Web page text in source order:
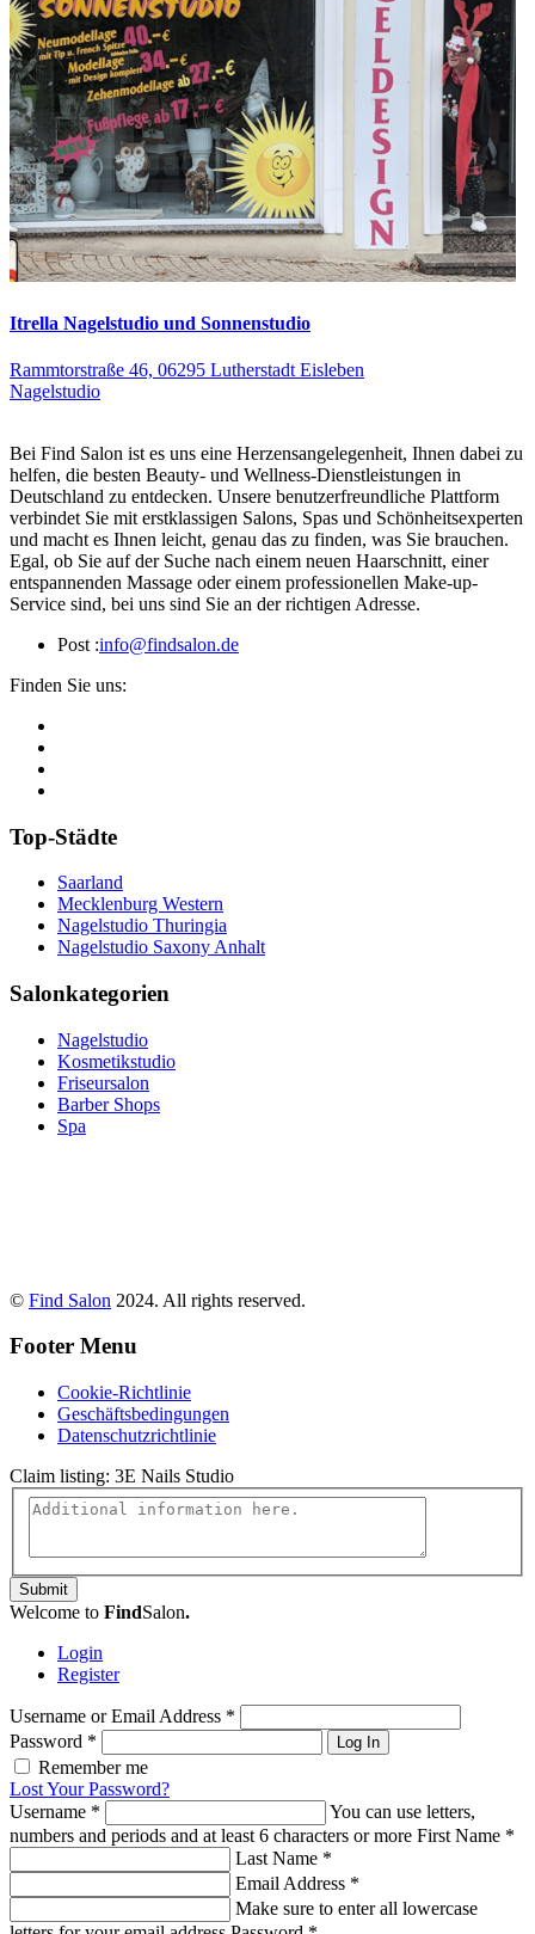
Itrella Nagelstudio und Sonnenstudio
Rammtorstraße 46, 06295 Lutherstadt Eisleben
Nagelstudio
Bei Find Salon ist es uns eine Herzensangelegenheit, Ihnen dabei zu
helfen, die besten Beauty- und Wellness-Dienstleistungen in
Deutschland zu entdecken. Unsere benutzerfreundliche Plattform
verbindet Sie mit erstklassigen Salons, Spas und Schönheitsexperten
und macht es Ihnen leicht, genau das zu finden, was Sie brauchen.
Egal, ob Sie auf der Suche nach einem neuen Haarschnitt, einer
entspannenden Massage oder einem professionellen Make-up-
Service sind, bei uns sind Sie an der richtigen Adresse.
Post :info@findsalon.de
Finden Sie uns:
Top-Städte
Saarland
Mecklenburg Western
Nagelstudio Thuringia
Nagelstudio Saxony Anhalt
Salonkategorien
Nagelstudio
Kosmetikstudio
Friseursalon
Barber Shops
Spa
© Find Salon 2024. All rights reserved.
Footer Menu
Cookie-Richtlinie
Geschäftsbedingungen
Datenschutzrichtlinie
Claim listing: 3E Nails Studio
Submit
Welcome to FindSalon.
Login
Register
Username or Email Address *
Password * Log In
Remember me
Lost Your Password?
Username *
You can use letters,
numbers and periods and at least 6 characters or more First Name *
Last Name *
Email Address *
Make sure to enter all lowercase